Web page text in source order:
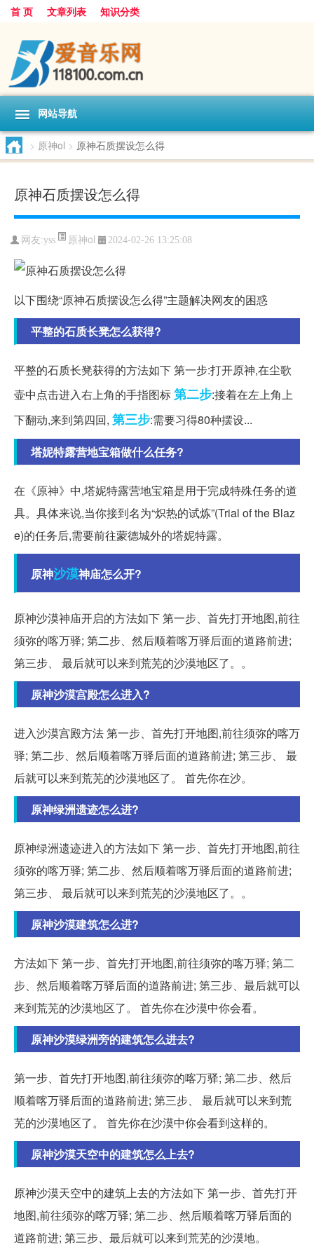
首 页 文章列表 知识分类
网站导航
> 原神ol > 原神石质摆设怎么得
原神石质摆设怎么得
网友:yss 原神ol 2024-02-26 13:25:08
以下围绕“原神石质摆设怎么得”主题解决网友的困惑
平整的石质长凳怎么获得?
平整的石质长凳获得的方法如下 第一步:打开原神,在尘歌
壶中点击进入右上角的手指图标第二步:接着在左上角上
下翻动,来到第四回, 第三步:需要习得80种摆设...
塔妮特露营地宝箱做什么任务?
在《原神》中,塔妮特露营地宝箱是用于完成特殊任务的道
具。具体来说,当你接到名为“炽热的试炼”(Trial of the Blaz
e)的任务后,需要前往蒙德城外的塔妮特露。
原神沙漠神庙怎么开?
原神沙漠神庙开启的方法如下 第一步、首先打开地图,前往
须弥的喀万驿; 第二步、然后顺着喀万驿后面的道路前进;
第三步、 最后就可以来到荒芜的沙漠地区了。。
原神沙漠宫殿怎么进入?
进入沙漠宫殿方法 第一步、首先打开地图,前往须弥的喀万
驿; 第二步、然后顺着喀万驿后面的道路前进; 第三步、 最
后就可以来到荒芜的沙漠地区了。 首先你在沙。
原神绿洲遗迹怎么进?
原神绿洲遗迹进入的方法如下 第一步、首先打开地图,前往
须弥的喀万驿; 第二步、然后顺着喀万驿后面的道路前进;
第三步、 最后就可以来到荒芜的沙漠地区了。。
原神沙漠建筑怎么进?
方法如下 第一步、首先打开地图,前往须弥的喀万驿; 第二
步、然后顺着喀万驿后面的道路前进; 第三步、最后就可以
来到荒芜的沙漠地区了。 首先你在沙漠中你会看。
原神沙漠绿洲旁的建筑怎么进去?
第一步、首先打开地图,前往须弥的喀万驿; 第二步、然后
顺着喀万驿后面的道路前进; 第三步、 最后就可以来到荒
芜的沙漠地区了。 首先你在沙漠中你会看到这样的。
原神沙漠天空中的建筑怎么上去?
原神沙漠天空中的建筑上去的方法如下 第一步、首先打开
地图,前往须弥的喀万驿; 第二步、然后顺着喀万驿后面的
道路前进; 第三步、最后就可以来到荒芜的沙漠地。